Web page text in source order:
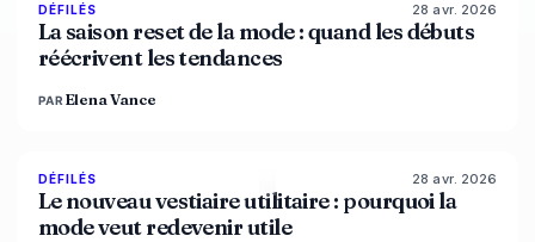
88% 72
DÉFILÉS 28 avr. 2026
La saison reset de la mode : quand les débuts
réécrivent les tendances
PAR Elena Vance
87% 47
DÉFILÉS 28 avr. 2026
Le nouveau vestiaire utilitaire : pourquoi la
mode veut redevenir utile